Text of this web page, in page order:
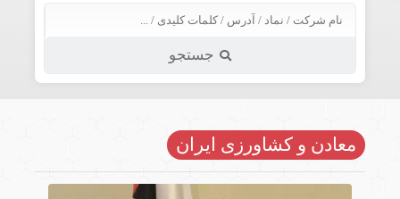
جستجو
معادن و کشاورزی ایران